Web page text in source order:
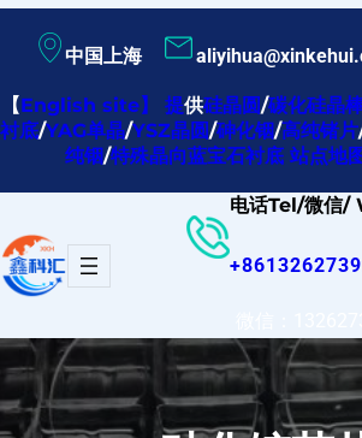
内
容
中国上海
【English site】提供硅晶圆/碳化硅晶
衬底/YAG单晶/YSZ晶圆/砷化铟/高纯锗片
纯铟/特殊晶向蓝宝石衬底 站点地
电话Tel/微信